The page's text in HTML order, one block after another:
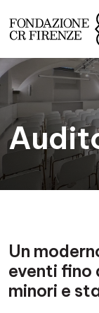
Un
eventi fino
minori e